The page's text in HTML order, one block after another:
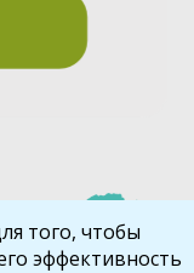
t
того, чтобы
эффективность